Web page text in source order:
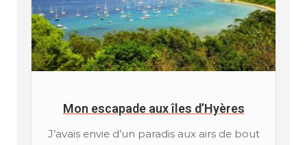
Mon escapade aux îles d’Hyères
J’avais envie d’un paradis aux airs de bout